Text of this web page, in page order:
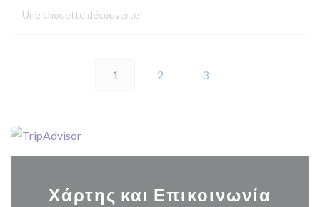
Une chouette découverte!
1 2 3
Χάρτης και Επικοινωνία